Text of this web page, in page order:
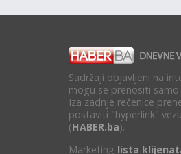
Sadržaji objavljeni na
mogu se prenositi
Iza zadnje rečenice
postaviti "hyperlink"
(HABER.ba).
Marketing lista